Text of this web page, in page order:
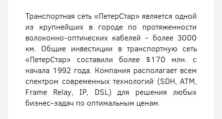
Транспортная сеть «ПетерСтар» является одной
из крупнейших в городе по протяженности
волоконно-оптических кабелей - более 3000
км. Общие инвестиции в транспортную сеть
«ПетерСтар» составили более $170 млн. с
начала 1992 года. Компания располагает всем
спектром современных технологий (SDH, ATM,
Frame Relay, IP, DSL) для решения любых
бизнес-задач по оптимальным ценам.